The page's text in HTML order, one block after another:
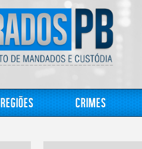
Regiões Crimes